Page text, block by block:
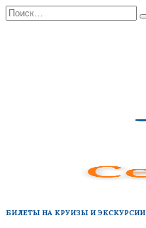
Перейти
к
Search
for:
БИЛЕТЫ НА КРУИЗЫ И ЭКСКУРСИИ